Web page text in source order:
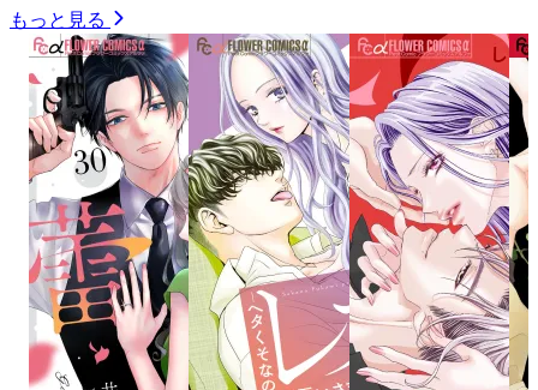
もっと見る